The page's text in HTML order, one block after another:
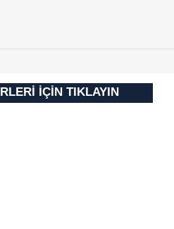
amacıyla
sitemizin daha işlevsel
İÇİN TIKLAYIN